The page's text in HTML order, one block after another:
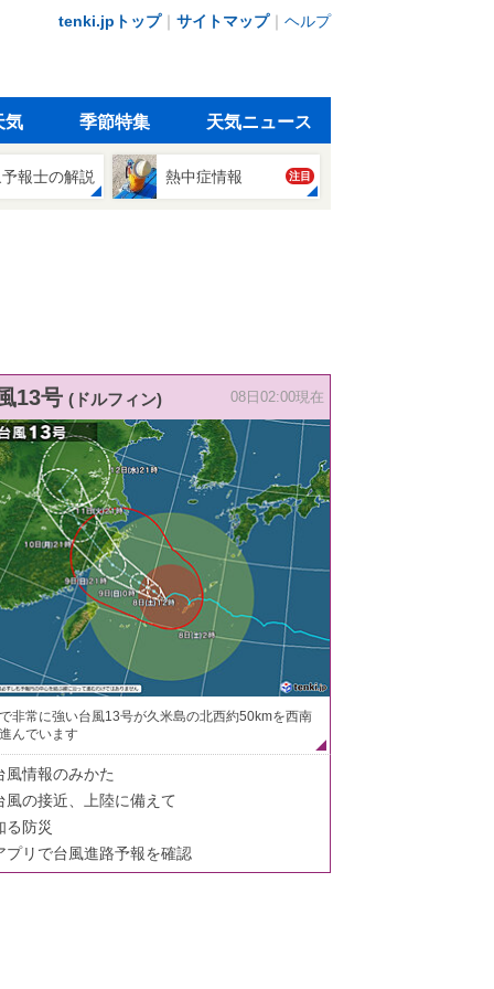
tenki.jpトップ｜ サイトマップ｜ ヘルプ
気 季節特集 天気ニュース
報士の解説 熱中症情報 注目
13号 (ドルフィン) 08日02:00現在
非常に強い台風13号が久米島の北西約50kmを西南
んでいます
風情報のみかた
風の接近、上陸に備えて
る防災
プリで台風進路予報を確認